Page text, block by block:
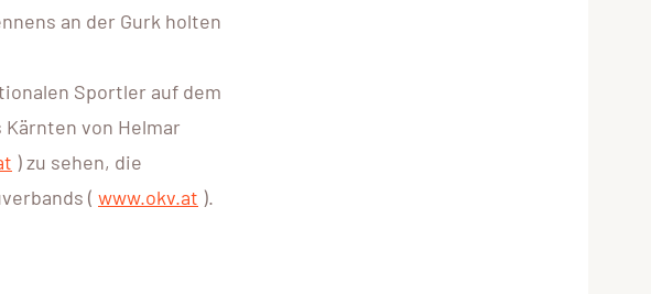
an der Gurk holten
Sportler auf dem
von Helmar
) zu sehen, die
( www.okv.at ).